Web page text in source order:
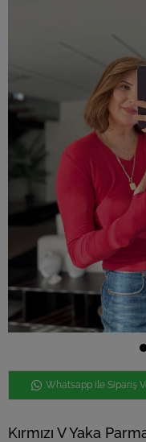
Whatsapp ile Sipariş
Kırmızı V Yaka